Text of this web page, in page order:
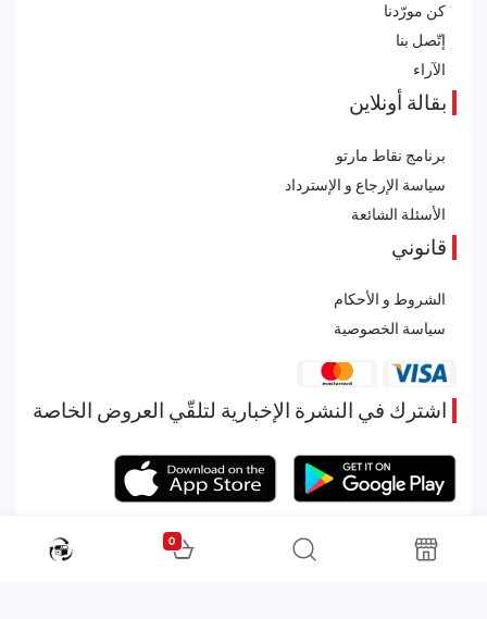
كن مورّدنا
إتّصل بنا
الآراء
بقالة أونلاين
برنامج نقاط مارتو
سياسة الإرجاع و الإسترداد
الأسئلة الشائعة
قانوني
الشروط و الأحكام
سياسة الخصوصية
اشترك في النشرة الإخبارية لتلقّي العروض الخاصة
0